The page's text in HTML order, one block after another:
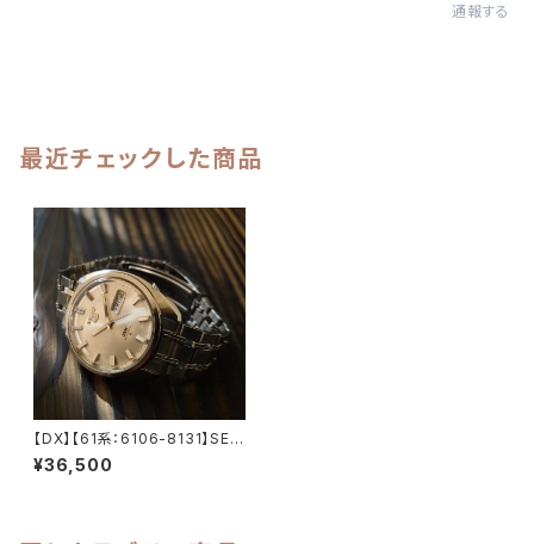
通報する
最近チェックした商品
【DX】【61系：6106-8131】SEIK
O/セイコー デラックス 25石 Ca
l.6106C キャリバー 機械式 自
¥36,500